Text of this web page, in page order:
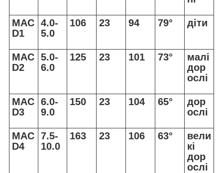
MAC
D1
4.0-
5.0
106 23 94 79° діти
MAC
D2
5.0-
6.0
125 23 101 73°
малі
дор
ослі
MAC
D3
6.0-
9.0
150 23 104 65°
дор
ослі
MAC
D4
7.5-
10.0
163 23 106 63°
вели
кі
дор
ослі